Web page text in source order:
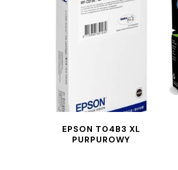
EPSON T04B3 XL
PURPUROWY